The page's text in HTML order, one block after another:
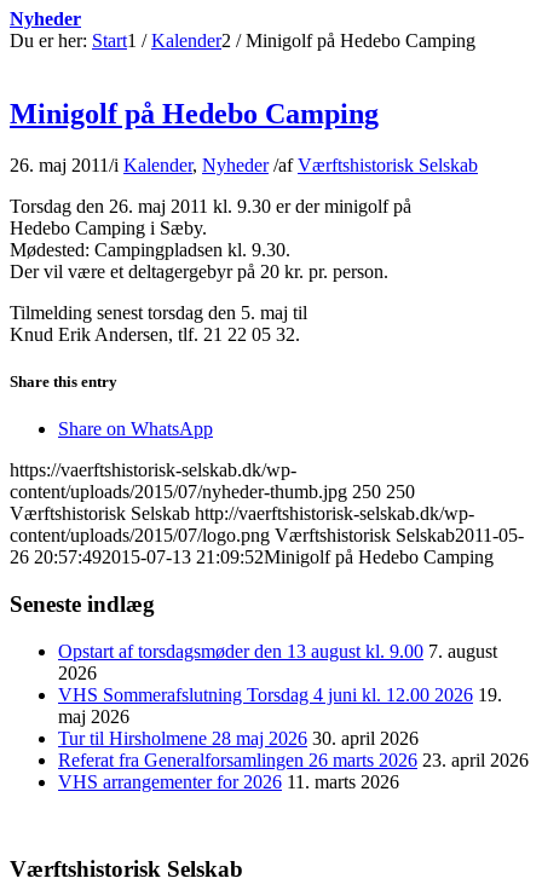
Nyheder
Du er her: Start1 / Kalender2 / Minigolf på Hedebo Camping
Minigolf på Hedebo Camping
26. maj 2011/i Kalender, Nyheder /afVærftshistorisk Selskab
Torsdag den 26. maj 2011 kl. 9.30 er der minigolf på
Hedebo Camping i Sæby.
Mødested: Campingpladsen kl. 9.30.
Der vil være et deltagergebyr på 20 kr. pr. person.
Tilmelding senest torsdag den 5. maj til
Knud Erik Andersen, tlf. 21 22 05 32.
Share this entry
Share on WhatsApp
https://vaerftshistorisk-selskab.dk/wp-
content/uploads/2015/07/nyheder-thumb.jpg 250 250
Værftshistorisk Selskab http://vaerftshistorisk-selskab.dk/wp-
content/uploads/2015/07/logo.png Værftshistorisk Selskab2011-05-
26 20:57:492015-07-13 21:09:52Minigolf på Hedebo Camping
Seneste indlæg
Opstart af torsdagsmøder den 13 august kl. 9.00 7. august
2026
VHS Sommerafslutning Torsdag 4 juni kl. 12.00 2026 19.
maj 2026
Tur til Hirsholmene 28 maj 2026 30. april 2026
Referat fra Generalforsamlingen 26 marts 2026 23. april 2026
VHS arrangementer for 2026 11. marts 2026
Værftshistorisk Selskab